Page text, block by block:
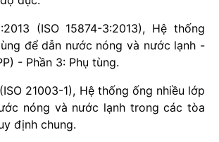
(ISO 15874-3:2013), Hệ thống
để dẫn nước nóng và nước lạnh -
- Phần 3: Phụ tùng.
21003-1), Hệ thống ống nhiều lớp
nóng và nước lạnh trong các tòa
định chung.